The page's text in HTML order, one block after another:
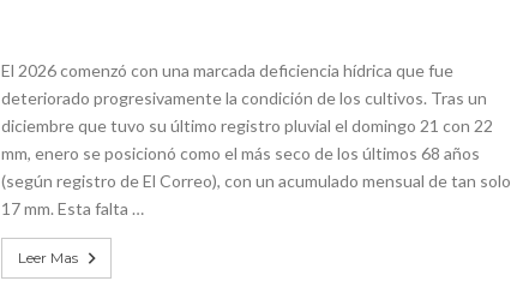
El 2026 comenzó con una marcada deficiencia hídrica que fue
deteriorado progresivamente la condición de los cultivos. Tras un
diciembre que tuvo su último registro pluvial el domingo 21 con 22
mm, enero se posicionó como el más seco de los últimos 68 años
(según registro de El Correo), con un acumulado mensual de tan solo
17 mm. Esta falta …
Leer Mas